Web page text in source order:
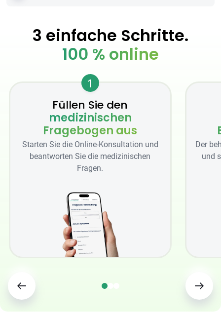
3 einfache Schritte.
100 % online
1
Füllen Sie den
medizinischen
Fragebogen aus
Starten Sie die Online-Konsultation und
beantworten Sie die medizinischen
Fragen.
Der
und